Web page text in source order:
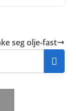
seg olje-fast